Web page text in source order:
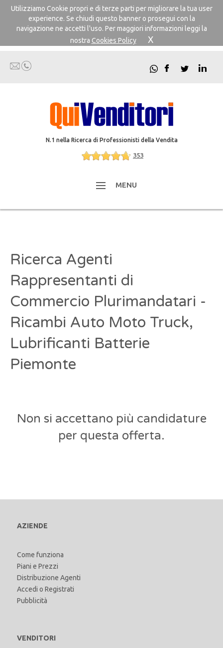
Utilizziamo Cookie propri e di terze parti per migliorare la tua user
experience. Se chiudi questo banner o prosegui con la
navigazione ne accetti l'uso. Per maggiori informazioni leggi la
nostra Cookies Policy X
N.1 nella Ricerca di Professionisti della Vendita
353
MENU
Ricerca Agenti
Rappresentanti di
Commercio Plurimandatari -
Ricambi Auto Moto Truck,
Lubrificanti Batterie
Piemonte
Non si accettano più candidature
per questa offerta.
AZIENDE
Come funziona
Piani e Prezzi
Distribuzione Agenti
Accedi o Registrati
Pubblicità
VENDITORI